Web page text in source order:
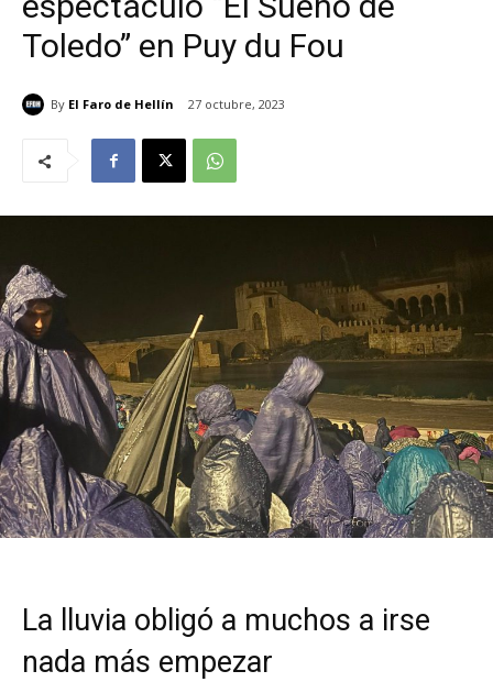
Toledo” en Puy du Fou
By El Faro de Hellín 27 octubre, 2023
La lluvia obligó a muchos a irse
nada más empezar